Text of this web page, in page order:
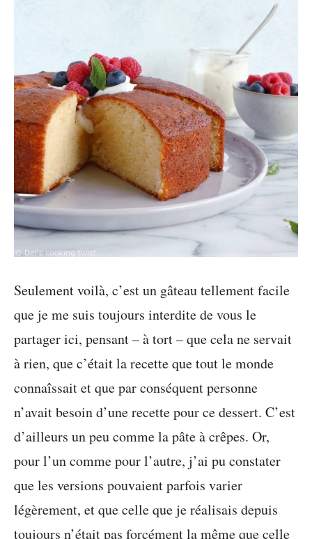
Seulement voilà, c’est un gâteau tellement facile
que je me suis toujours interdite de vous le
partager ici, pensant – à tort – que cela ne servait
à rien, que c’était la recette que tout le monde
connaîssait et que par conséquent personne
n’avait besoin d’une recette pour ce dessert. C’est
d’ailleurs un peu comme la pâte à crêpes. Or,
pour l’un comme pour l’autre, j’ai pu constater
que les versions pouvaient parfois varier
légèrement, et que celle que je réalisais depuis
toujours n’était pas forcément la même que celle